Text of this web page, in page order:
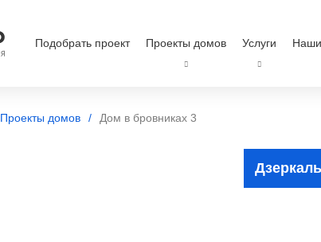
Подобрать проект Проекты домов Услуги
Проекты домов Дом в бровниках 3